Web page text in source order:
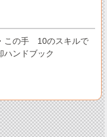
この手 10のスキルで
ハンドブック